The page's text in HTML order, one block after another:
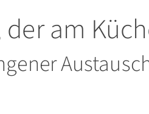
der am